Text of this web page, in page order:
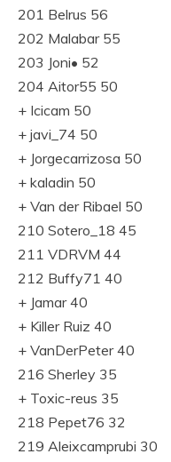
201 Belrus 56
202 Malabar 55
203 Joni• 52
204 Aitor55 50
+ Icicam 50
+ javi_74 50
+ Jorgecarrizosa 50
+ kaladin 50
+ Van der Ribael 50
210 Sotero_18 45
211 VDRVM 44
212 Buffy71 40
+ Jamar 40
+ Killer Ruiz 40
+ VanDerPeter 40
216 Sherley 35
+ Toxic-reus 35
218 Pepet76 32
219 Aleixcamprubi 30